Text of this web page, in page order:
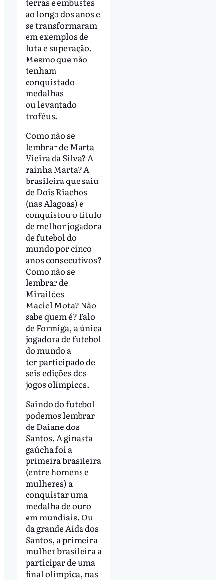
ao longo dos anos e
se transformaram
em exemplos de
luta e superação.
Mesmo que não
tenham
conquistado
medalhas
ou levantado
troféus.
Como não se
lembrar de Marta
Vieira da Silva? A
rainha Marta? A
brasileira que saiu
de Dois Riachos
(nas Alagoas) e
conquistou o título
de melhor jogadora
de futebol do
mundo por cinco
anos consecutivos?
Como não se
lembrar de
Miraildes
Maciel Mota? Não
sabe quem é? Falo
de Formiga, a única
jogadora de futebol
do mundo a
ter participado de
seis edições dos
jogos olímpicos.
Saindo do futebol
podemos lembrar
de Daiane dos
Santos. A ginasta
gaúcha foi a
primeira brasileira
(entre homens e
mulheres) a
conquistar uma
medalha de ouro
em mundiais. Ou
da grande Aída dos
Santos, a primeira
mulher brasileira a
participar de uma
final olímpica, nas